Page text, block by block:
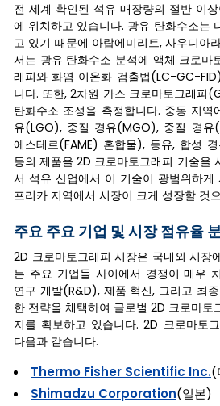
전 세계 확인된 석유 매장량의 절반 이
에 위치하고 있습니다. 광유 탄화수소는
고 있기 때문에 아랍에미리트, 사우디아
서는 광유 탄화수소 분석에 액체 크로마
래피와 화염 이온화 검출법(LC-GC-
니다. 또한, 2차원 가스 크로마토그래피
탄화수소 조성을 측정합니다. 중동 지역
유(LGO), 중질 경유(MGO), 중질 경유
에스테르(FAME) 혼합물), 등유, 합성
등의 제품을 2D 크로마토그래피 기술을
서 석유 산업에서 이 기술이 광범위하
프리카 지역에서 시장이 크게 성장할 것
주요 주요 기업 및 시장 점유율
2D 크로마토그래피 시장은 국내외 시장
는 주요 기업들 사이에서 경쟁이 매우
연구 개발(R&D), 제품 혁신, 그리고 최
한 전략을 채택하여 글로벌 2D 크로마토
지를 확보하고 있습니다. 2D 크로마토
다음과 같습니다.
Thermo Fisher Scientific Inc.(
Shimadzu Corporation(일본)